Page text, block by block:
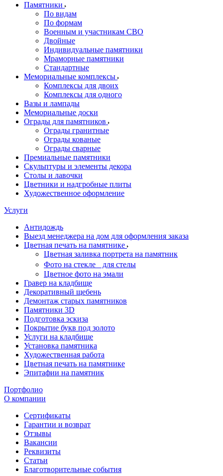
Памятники
По видам
По формам
Военным и участникам СВО
Двойные
Индивидуальные памятники
Мраморные памятники
Стандартные
Мемориальные комплексы
Комплексы для двоих
Комплексы для одного
Вазы и лампады
Мемориальные доски
Ограды для памятников
Ограды гранитные
Ограды кованые
Ограды сварные
Премиальные памятники
Скульптуры и элементы декора
Столы и лавочки
Цветники и надгробные плиты
Художественное оформление
Услуги
Антидождь
Выезд менеджера на дом для оформления заказа
Цветная печать на памятнике
Цветная заливка портрета на памятник
Фото на стекле для стелы
Цветное фото на эмали
Гравер на кладбище
Декоративный щебень
Демонтаж старых памятников
Памятники 3D
Подготовка эскиза
Покрытие букв под золото
Услуги на кладбище
Установка памятника
Художественная работа
Цветная печать на памятнике
Эпитафии на памятник
Портфолио
О компании
Сертификаты
Гарантии и возврат
Отзывы
Вакансии
Реквизиты
Статьи
Благотворительные события